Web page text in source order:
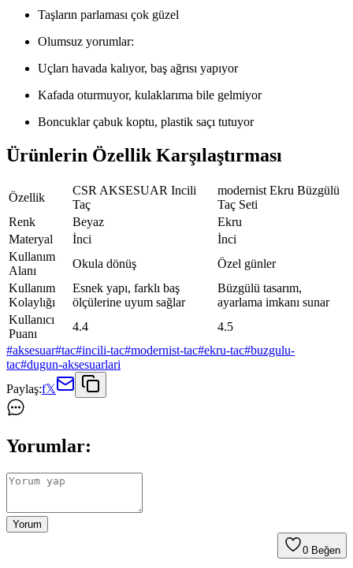
Taşların parlaması çok güzel
Olumsuz yorumlar:
Uçları havada kalıyor, baş ağrısı yapıyor
Kafada oturmuyor, kulaklarıma bile gelmiyor
Boncuklar çabuk koptu, plastik saçı tutuyor
Ürünlerin Özellik Karşılaştırması
Özellik
CSR AKSESUAR Incili
Taç
modernist Ekru Büzgülü
Taç Seti
Renk
Beyaz
Ekru
Materyal
İnci
İnci
Kullanım
Alanı
Okula dönüş
Özel günler
Kullanım
Kolaylığı
Esnek yapı, farklı baş
ölçülerine uyum sağlar
Büzgülü tasarım,
ayarlama imkanı sunar
Kullanıcı
Puanı
4.4
4.5
#aksesuar#tac#incili-tac#modernist-tac#ekru-tac#buzgulu-
tac#dugun-aksesuarlari
Paylaş:f𝕏
Yorumlar:
Yorum
0 Beğen